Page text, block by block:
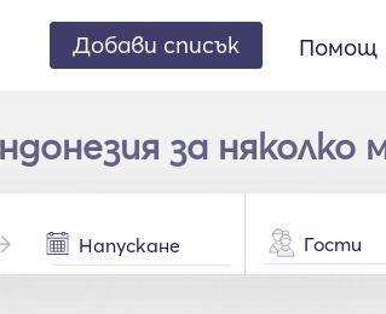
Добави списък Помощ
за няколко
Гости